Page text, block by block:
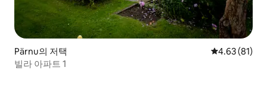
Pärnu의 저택 평점 4.63점
4.63 (81)
빌라 아파트 1